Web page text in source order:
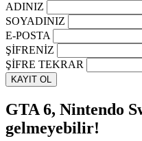
ADINIZ
SOYADINIZ
E-POSTA
ŞİFRENİZ
ŞİFRE TEKRAR
KAYIT OL
GTA 6, Nintendo
gelmeyebilir!